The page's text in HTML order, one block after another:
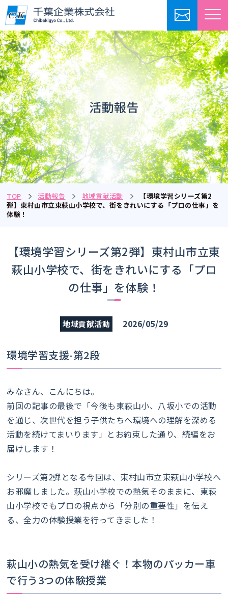
活動報告
TOP 活動報告 地域貢献活動
【環境学習シリーズ第2
弾】東村山市立東萩山小学校で、街をきれいにする「プロの仕事」を
体験！
【環境学習シリーズ第2弾】東村山市立東
萩山小学校で、街をきれいにする「プロ
の仕事」を体験！
地域貢献活動 2026/05/29
環境学習支援-第2段
みなさん、こんにちは。
前回の記事の最後で「今後も東萩山小、八坂小での活動
を通じ、次世代を担う子供たちへ環境への理解を深める
活動を続けてまいります」とお約束した通り、続編をお
届けします！
シリーズ第2弾となる今回は、東村山市立東萩山小学校へ
お邪魔しました。萩山小学校での熱気そのままに、東萩
山小学校でもプロの視点から「分別の重要性」を伝え
る、全力の体験授業を行ってきました！
萩山小の熱気を受け継ぐ！本物のパッカー車
で行う3つの体験授業